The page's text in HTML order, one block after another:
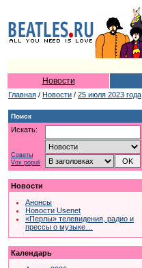
Новости
Главная / Новости / 25 июля 2023 года
Поиск
Искать:
Советы
Vox populi
Новости
Анонсы
Новости Usenet
«Перлы» телевидения, радио и
прессы о музыке…
Календарь